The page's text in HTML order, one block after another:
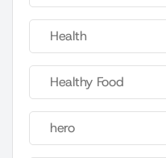
Health
Healthy Food
hero